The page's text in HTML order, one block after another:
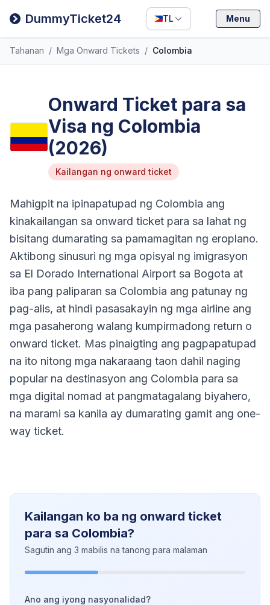
DummyTicket24 TL
Filipino
Deutsch
Español
Menu
Tahanan / Mga Onward Tickets / Colombia
Onward Ticket para sa
Visa ng Colombia
(2026)
Kailangan ng onward ticket
Mahigpit na ipinapatupad ng Colombia ang
kinakailangan sa onward ticket para sa lahat ng
bisitang dumarating sa pamamagitan ng eroplano.
Aktibong sinusuri ng mga opisyal ng imigrasyon
sa El Dorado International Airport sa Bogota at
iba pang paliparan sa Colombia ang patunay ng
pag-alis, at hindi pasasakayin ng mga airline ang
mga pasaherong walang kumpirmadong return o
onward ticket. Mas pinaigting ang pagpapatupad
na ito nitong mga nakaraang taon dahil naging
popular na destinasyon ang Colombia para sa
mga digital nomad at pangmatagalang biyahero,
na marami sa kanila ay dumarating gamit ang one-
way ticket.
Kailangan ko ba ng onward ticket
para sa Colombia?
Sagutin ang 3 mabilis na tanong para malaman
Ano ang iyong nasyonalidad?